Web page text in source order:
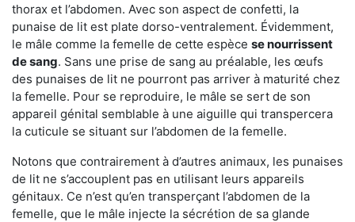
thorax et l’abdomen. Avec son aspect de confetti, la
punaise de lit est plate dorso-ventralement. Évidemment,
le mâle comme la femelle de cette espèce se nourrissent
de sang. Sans une prise de sang au préalable, les œufs
des punaises de lit ne pourront pas arriver à maturité chez
la femelle. Pour se reproduire, le mâle se sert de son
appareil génital semblable à une aiguille qui transpercera
la cuticule se situant sur l’abdomen de la femelle.
Notons que contrairement à d’autres animaux, les punaises
de lit ne s’accouplent pas en utilisant leurs appareils
génitaux. Ce n’est qu’en transperçant l’abdomen de la
femelle, que le mâle injecte la sécrétion de sa glande